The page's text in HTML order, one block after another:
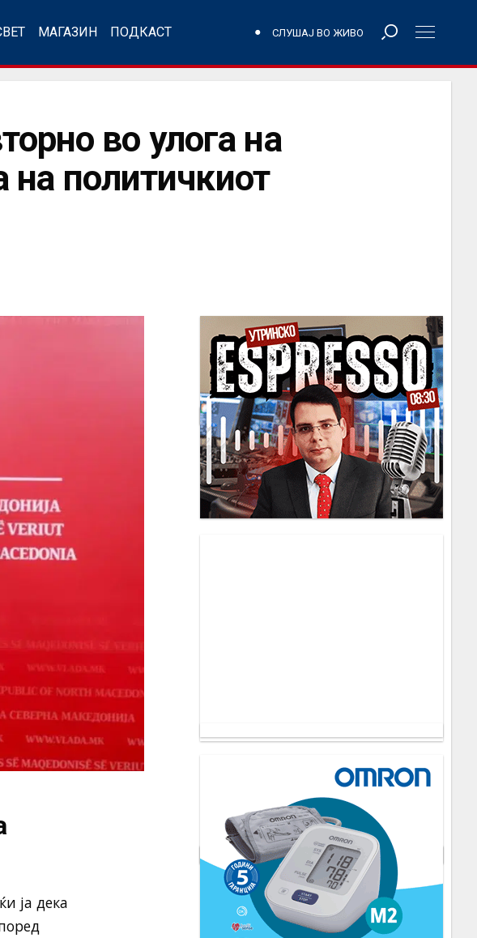
МАГАЗИН ПОДКАСТ СЛУШАЈ ВО ЖИВО
во улога на
на политичкиот
ја дека